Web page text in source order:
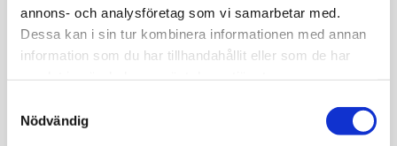
annons- och analysföretag som vi samarbetar med.
Dessa kan i sin tur kombinera informationen med annan
information som du har tillhandahållit eller som de har
Nödvändig
långvarig sjukdom.
Låga nivåer kan bland annat ge:
Försämrad sårläkning.